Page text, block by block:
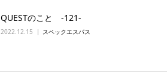
QUESTのこと ‐121‐
2022.12.15 スペックエスパス